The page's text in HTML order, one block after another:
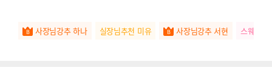
사장님강추 하나 실장님추천 미유 사장님강추 서현 스웨관리